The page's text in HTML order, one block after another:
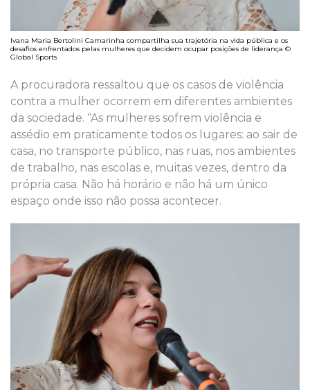
Ivana Maria Bertolini Camarinha compartilha sua trajetória na vida pública e os
desafios enfrentados pelas mulheres que decidem ocupar posições de liderança ©
Global Sports
A procuradora ressaltou que os casos de violência
contra a mulher ocorrem em diferentes ambientes
da sociedade. “As mulheres sofrem violência e
assédio em praticamente todos os lugares: ao sair de
casa, no transporte público, nas ruas, nos ambientes
de trabalho, nas escolas e, muitas vezes, dentro da
própria casa. Não há horário e não há um único
espaço onde isso não possa acontecer.